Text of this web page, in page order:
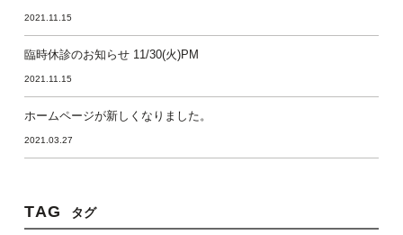
2021.11.15
臨時休診のお知らせ 11/30(火)PM
2021.11.15
ホームページが新しくなりました。
2021.03.27
TAG タグ